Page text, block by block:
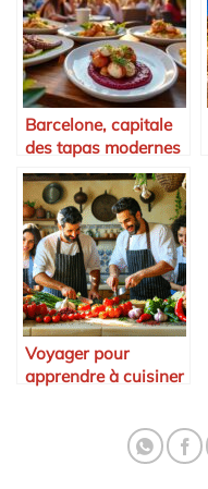
Barcelone, capitale
des tapas modernes
Voyager pour
apprendre à cuisiner